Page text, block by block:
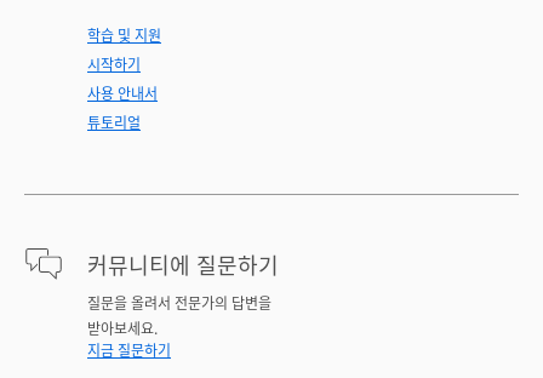
학습 및 지원
시작하기
사용 안내서
튜토리얼
커뮤니티에 질문하기
질문을 올려서 전문가의 답변을
받아보세요.
지금 질문하기